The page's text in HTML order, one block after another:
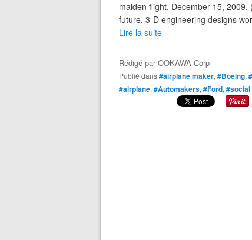
maiden flight, December 15,
future, 3-D engineering designs
Lire la suite
Rédigé parOOKAWA-Corp
Publié dans#airplane maker, #Boeing,
#airplane, #Automakers, #Ford, #social